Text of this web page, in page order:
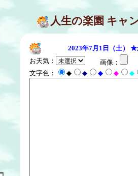
人生の楽園 キャ
2023年7月1日（土）
★
お天気：
画像：
文字色：
◆ ◆ ◆ ◆ ◆